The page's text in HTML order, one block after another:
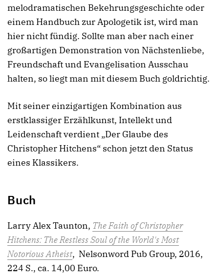
melodramatischen Bekehrungsgeschichte oder
einem Handbuch zur Apologetik ist, wird man
hier nicht fündig. Sollte man aber nach einer
großartigen Demonstration von Nächstenliebe,
Freundschaft und Evangelisation Ausschau
halten, so liegt man mit diesem Buch goldrichtig.
Mit seiner einzigartigen Kombination aus
erstklassiger Erzählkunst, Intellekt und
Leidenschaft verdient „Der Glaube des
Christopher Hitchens“ schon jetzt den Status
eines Klassikers.
Buch
Larry Alex Taunton, The Faith of Christopher
Hitchens: The Restless Soul of the World's Most
Notorious Atheist, Nelsonword Pub Group, 2016,
224 S., ca. 14,00 Euro.